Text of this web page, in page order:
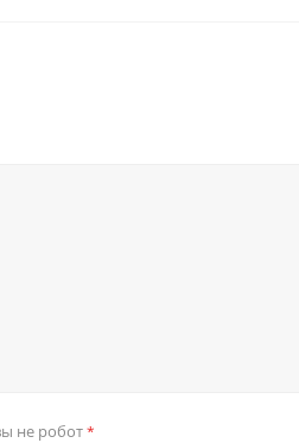
не робот*